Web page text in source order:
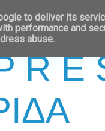
R
to deliver its
performance and
abuse.